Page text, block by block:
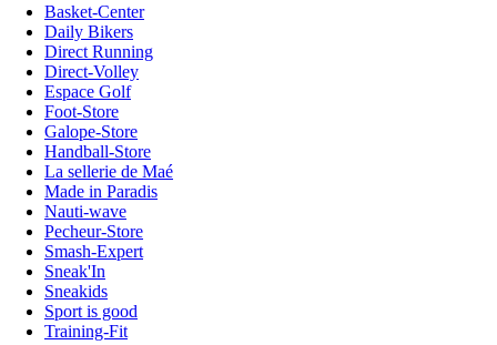
Basket-Center
Daily Bikers
Direct Running
Direct-Volley
Espace Golf
Foot-Store
Galope-Store
Handball-Store
La sellerie de Maé
Made in Paradis
Nauti-wave
Pecheur-Store
Smash-Expert
Sneak'In
Sneakids
Sport is good
Training-Fit